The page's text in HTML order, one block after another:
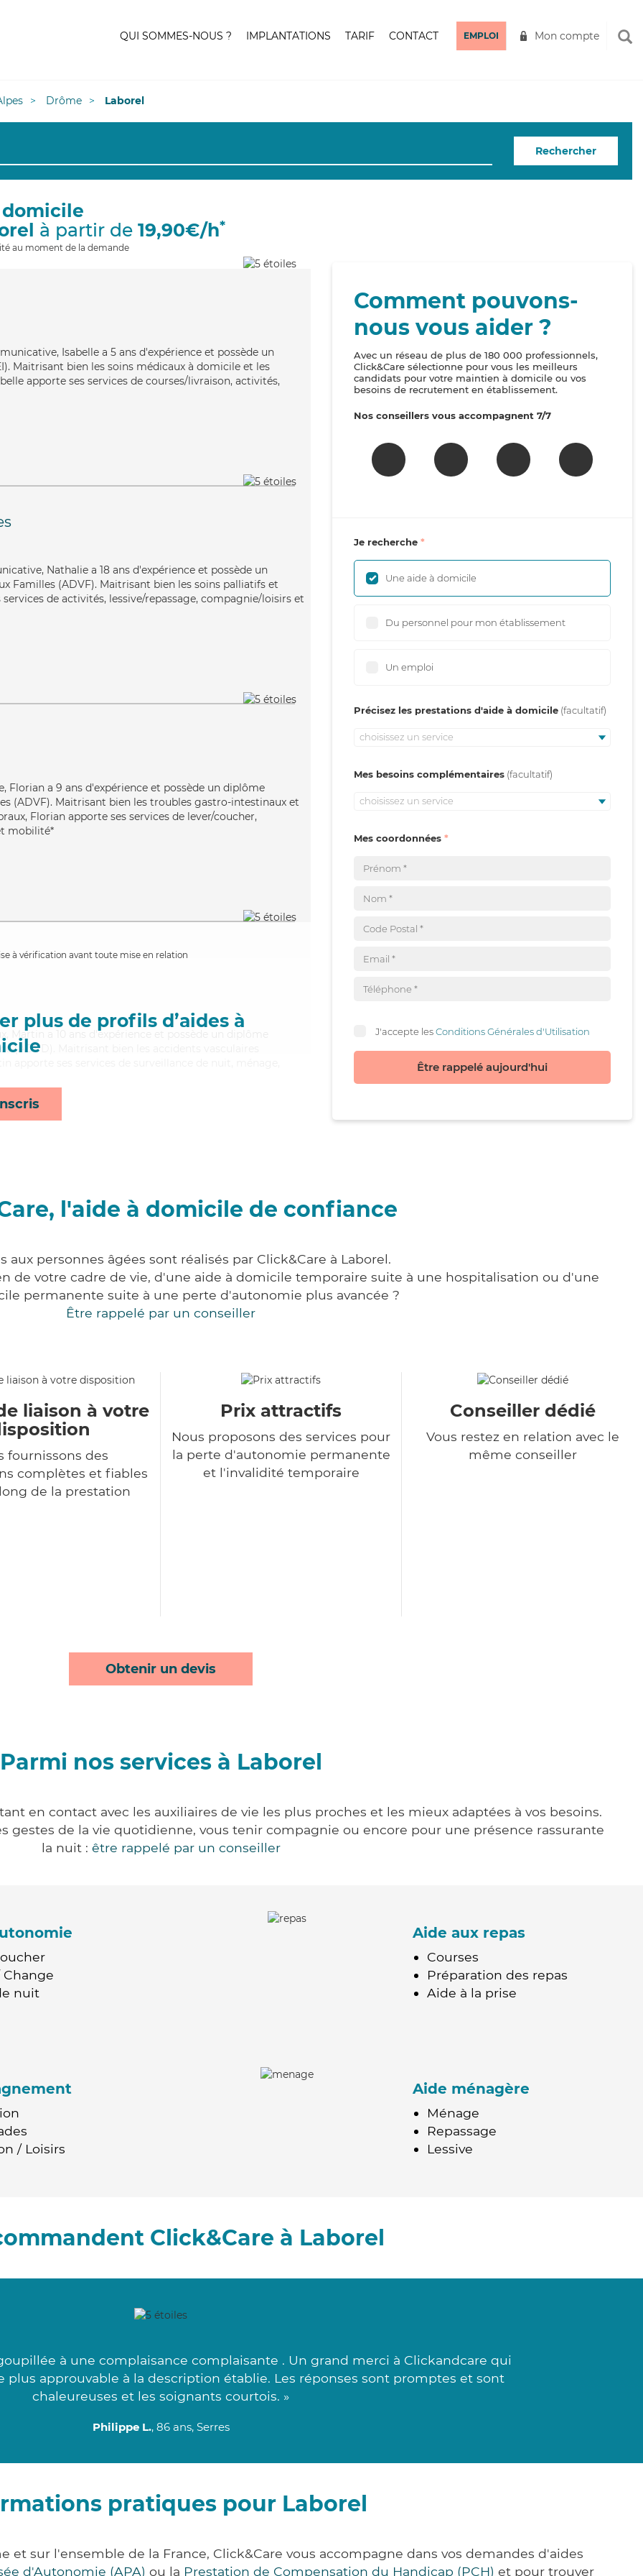
QUI SOMMES-NOUS ? IMPLANTATIONS TARIF CONTACT EMPLOI Mon compte
Drôme Laborel
Rechercher
domicile
à partir de 19,90€/h*
au moment de la demande
Isabelle a 5 ans d'expérience et possède un
Maitrisant bien les soins médicaux à domicile et les
apporte ses services de courses/livraison, activités,
Nathalie a 18 ans d'expérience et possède un
Familles (ADVF). Maitrisant bien les soins palliatifs et
de activités, lessive/repassage, compagnie/loisirs et
Florian a 9 ans d'expérience et possède un diplôme
(ADVF). Maitrisant bien les troubles gastro-intestinaux et
Florian apporte ses services de lever/coucher,
mobilité*
à vérification avant toute mise en relation
plus de profils d’aides à
Martin a 10 ans d'expérience et possède un diplôme
(ADVD). Maitrisant bien les accidents vasculaires
Comment pouvons-
nous vous aider ?
Avec un réseau de plus de 180 000 professionnels,
Click&Care sélectionne pour vous les meilleurs
candidats pour votre maintien à domicile ou vos
besoins de recrutement en établissement.
Nos conseillers vous accompagnent 7/7
Je recherche
Une aide à domicile
Du personnel pour mon établissement
Un emploi
Précisez les prestations d'aide à domicile
choisissez un service
Mes besoins complémentaires
choisissez un service
Mes coordonnées
J'accepte lesConditions Générales d'Utilisation
Être rappelé aujourd'hui
l'aide à domicile de confiance
aux personnes âgées sont réalisés par Click&Care à Laborel.
de votre cadre de vie, d'une aide à domicile temporaire suite à une hospitalisation ou d'une
permanente suite à une perte d'autonomie plus avancée ?
Être rappelé par un conseiller
liaison à votre
fournissons des
complètes et fiables
de la prestation
Prix attractifs
Nous proposons des services pour
la perte d'autonomie permanente
et l'invalidité temporaire
Conseiller dédié
Vous restez en relation avec le
même conseiller
Obtenir un devis
Parmi nos services à Laborel
en contact avec les auxiliaires de vie les plus proches et les mieux adaptées à vos besoins.
gestes de la vie quotidienne, vous tenir compagnie ou encore pour une présence rassurante
la nuit : être rappelé par un conseiller
nuit
Aide aux repas
Courses
Préparation des repas
Aide à la prise
/ Loisirs
Aide ménagère
Ménage
Repassage
Lessive
Click&Care à Laborel
à une complaisance complaisante . Un grand merci à Clickandcare qui
approuvable à la description établie. Les réponses sont promptes et sont
chaleureuses et les soignants courtois. »
Philippe L., 86 ans, Serres
pratiques pour Laborel
et sur l'ensemble de la France, Click&Care vous accompagne dans vos demandes d'aides
d'Autonomie (APA) ou la Prestation de Compensation du Handicap (PCH) et pour trouver